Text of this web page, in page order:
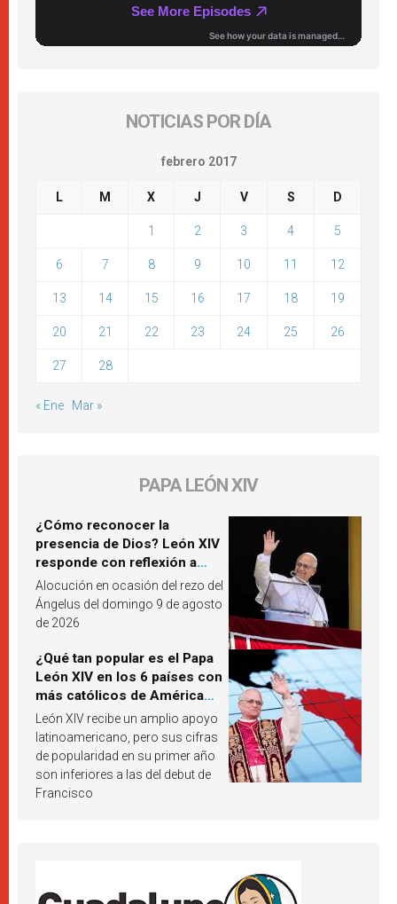
NOTICIAS POR DÍA
febrero 2017
L M X J V S D
1 2 3 4 5
6 7 8 9 10 11 12
13 14 15 16 17 18 19
20 21 22 23 24 25 26
27 28
« Ene Mar »
PAPA LEÓN XIV
¿Cómo reconocer la
presencia de Dios? León XIV
responde con reflexión a
partir de un pasaje del
Evangelio
Alocución en ocasión del rezo del
Ángelus del domingo 9 de agosto
de 2026
¿Qué tan popular es el Papa
León XIV en los 6 países con
más católicos de América
Latina en 2026? Publican
resultados de investigación
León XIV recibe un amplio apoyo
latinoamericano, pero sus cifras
de popularidad en su primer año
son inferiores a las del debut de
Francisco